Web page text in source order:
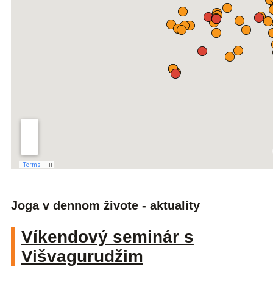
Joga v dennom živote - aktuality
Víkendový seminár s
Višvagurudžim